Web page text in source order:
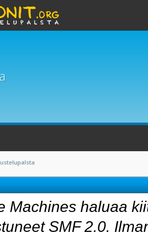
Machines haluaa
SMF 2.0.